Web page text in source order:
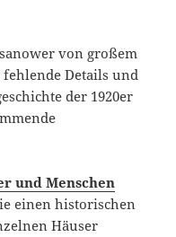
von großem
Details und
der 1920er
und Menschen
einen historischen
Häuser